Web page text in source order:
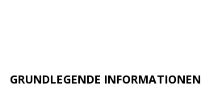
GRUNDLEGENDE INFORMATIONEN